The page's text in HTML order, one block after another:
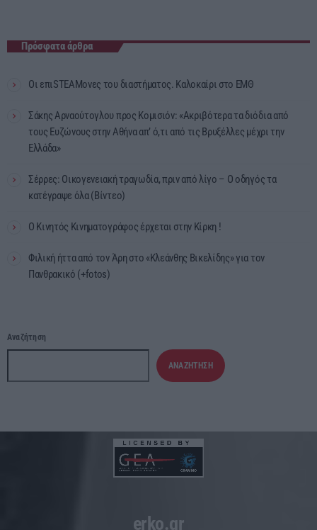
Πρόσφατα άρθρα
Οι επιSTEAMονες του διαστήματος. Καλοκαίρι στο ΕΜΘ
Σάκης Αρναούτογλου προς Κομισιόν: «Ακριβότερα τα διόδια από
τους Ευζώνους στην Αθήνα απ’ ό,τι από τις Βρυξέλλες μέχρι την
Ελλάδα»
Σέρρες: Οικογενειακή τραγωδία, πριν από λίγο – Ο οδηγός τα
κατέγραψε όλα (Βίντεο)
Ο Κινητός Κινηματογράφος έρχεται στην Κίρκη !
Φιλική ήττα από τον Άρη στο «Κλεάνθης Βικελίδης» για τον
Πανθρακικό (+fotos)
Αναζήτηση
ΑΝΑΖΉΤΗΣΗ
erko.gr